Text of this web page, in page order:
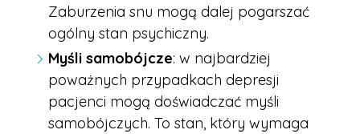
Zaburzenia snu mogą dalej pogarszać
ogólny stan psychiczny.
Myśli samobójcze: w najbardziej
poważnych przypadkach depresji
pacjenci mogą doświadczać myśli
samobójczych. To stan, który wymaga